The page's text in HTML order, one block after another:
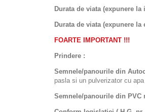
Durata de viata (expunere
Durata de viata (expunere la
FOARTE IMPORTANT !!!
Prindere :
Semnele/panourile din
pasla si un pulverizator cu
Semnele/panourile din PVC